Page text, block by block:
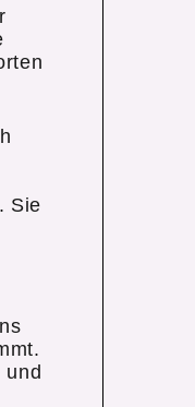
Sie
und